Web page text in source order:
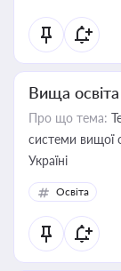
Вища освіта
Про що тема:
системи вищої
Україні
Освіта